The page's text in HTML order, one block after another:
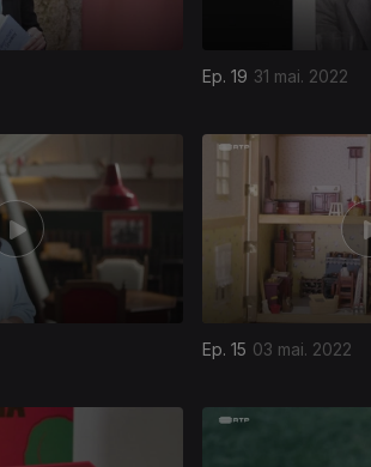
Ep. 19 31 mai. 2022
Ep. 15 03 mai. 2022